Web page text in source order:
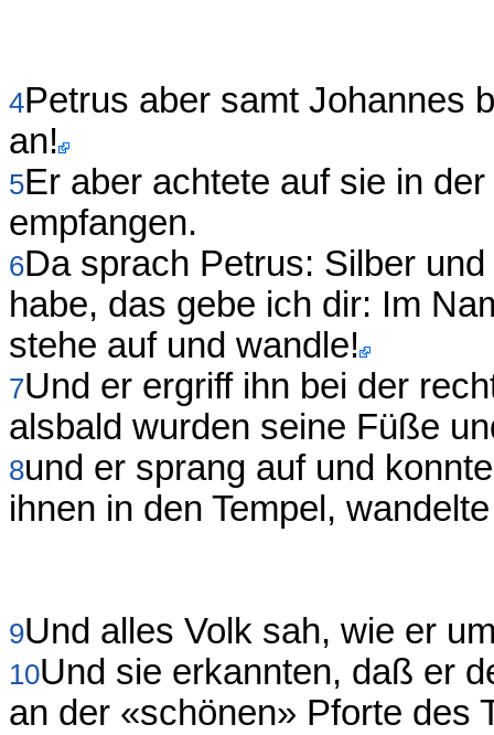
4Petrus aber samt Johannes
an!
5Er aber achtete auf sie in
empfangen.
6Da sprach Petrus: Silber
habe, das gebe ich dir: Im
stehe auf und wandle!
7Und er ergriff ihn bei der
alsbald wurden seine Füße
8und er sprang auf und
ihnen in den Tempel,
9Und alles Volk sah, wie er
10Und sie erkannten, daß er
an der «schönen» Pforte des